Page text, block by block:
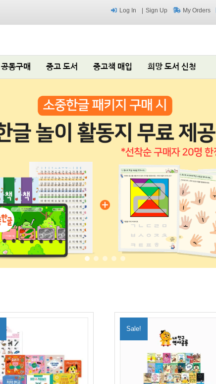
Log In Sign Up My Orders
공동구매 중고 도서 중고책 매입 희망 도서 신청
Sale!